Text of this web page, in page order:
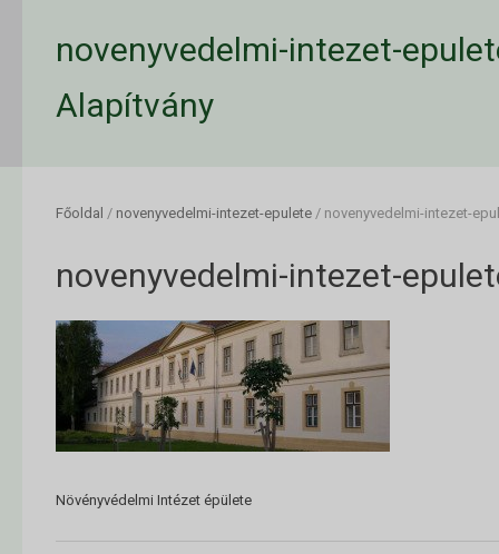
novenyvedelmi-intezet-
Alapítvány
Főoldal / novenyvedelmi-intezet-epulete / novenyvedelmi-intezet-
novenyvedelmi-intezet-
Növényvédelmi Intézet épülete